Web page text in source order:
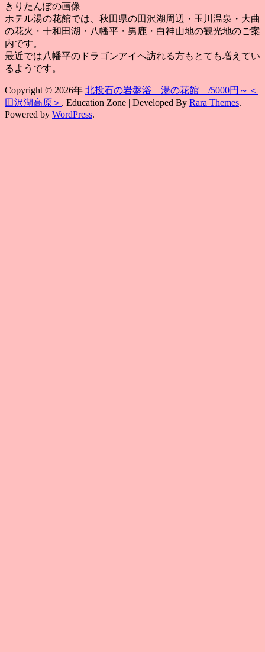
きりたんぽの画像
ホテル湯の花館では、秋田県の田沢湖周辺・玉川温泉・大曲
の花火・十和田湖・八幡平・男鹿・白神山地の観光地のご案
内です。
最近では八幡平のドラゴンアイへ訪れる方もとても増えてい
るようです。
Copyright © 2026年 北投石の岩盤浴 湯の花館 /5000円～＜
田沢湖高原＞ . Education Zone | Developed By Rara Themes.
Powered by WordPress.